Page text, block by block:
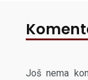
Još nema